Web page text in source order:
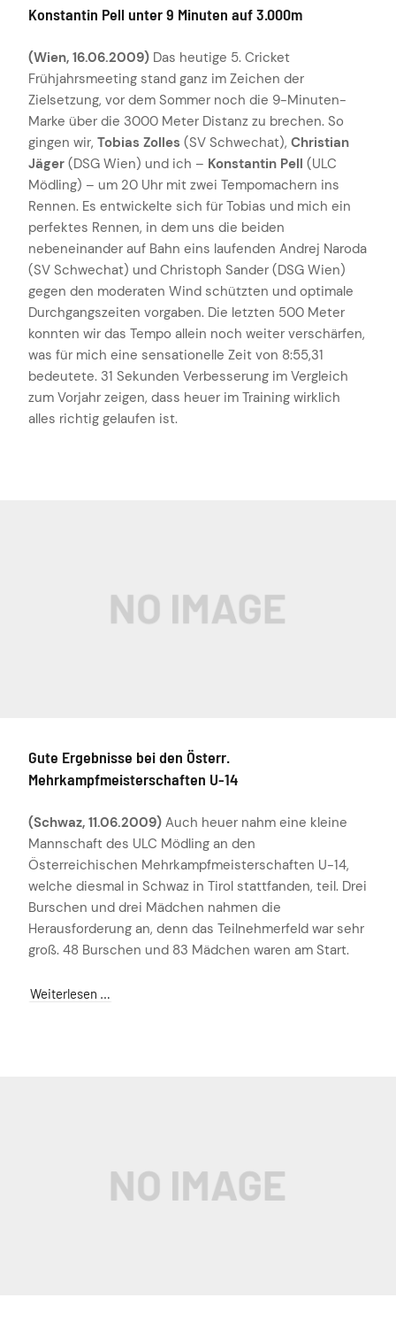
Konstantin Pell unter 9 Minuten auf 3.000m
(Wien, 16.06.2009) Das heutige 5. Cricket
Frühjahrsmeeting stand ganz im Zeichen der
Zielsetzung, vor dem Sommer noch die 9-Minuten-
Marke über die 3000 Meter Distanz zu brechen. So
gingen wir, Tobias Zolles (SV Schwechat), Christian
Jäger (DSG Wien) und ich – Konstantin Pell (ULC
Mödling) – um 20 Uhr mit zwei Tempomachern ins
Rennen. Es entwickelte sich für Tobias und mich ein
perfektes Rennen, in dem uns die beiden
nebeneinander auf Bahn eins laufenden Andrej Naroda
(SV Schwechat) und Christoph Sander (DSG Wien)
gegen den moderaten Wind schützten und optimale
Durchgangszeiten vorgaben. Die letzten 500 Meter
konnten wir das Tempo allein noch weiter verschärfen,
was für mich eine sensationelle Zeit von 8:55,31
bedeutete. 31 Sekunden Verbesserung im Vergleich
zum Vorjahr zeigen, dass heuer im Training wirklich
alles richtig gelaufen ist.
Gute Ergebnisse bei den Österr.
Mehrkampfmeisterschaften U-14
(Schwaz, 11.06.2009) Auch heuer nahm eine kleine
Mannschaft des ULC Mödling an den
Österreichischen Mehrkampfmeisterschaften U-14,
welche diesmal in Schwaz in Tirol stattfanden, teil. Drei
Burschen und drei Mädchen nahmen die
Herausforderung an, denn das Teilnehmerfeld war sehr
groß. 48 Burschen und 83 Mädchen waren am Start.
Weiterlesen …